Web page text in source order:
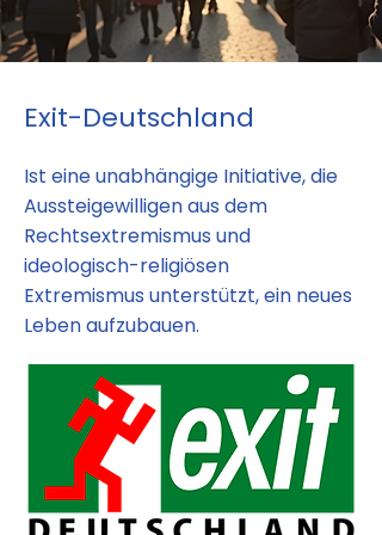
Exit-Deutschland
Ist eine unabhängige Initiative, die
Aussteigewilligen aus dem
Rechtsextremismus und
ideologisch-religiösen
Extremismus unterstützt, ein neues
Leben aufzubauen.